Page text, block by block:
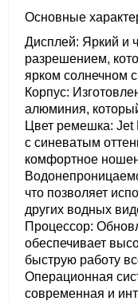
Основные
Дисплей: Яркий и
разрешением,
ярком солнечном
Корпус:
алюминия,
Цвет ремешка:
с синеватым
комфортное
что позволяет
других водных
Процессор:
обеспечивает
быструю работу
Операционная
современная и